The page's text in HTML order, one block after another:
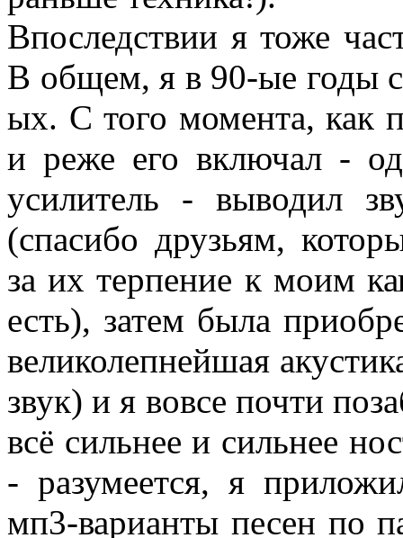
Впоследствии я тоже
В общем, я в 90-ые годы
ых. С того момента, как
и реже его включал -
усилитель - выводил
(спасибо друзьям,
за их терпение к моим
есть), затем была
великолепнейшая
звук) и я вовсе почти
всё сильнее и сильнее
- разумеется, я
мп3-варианты песен по